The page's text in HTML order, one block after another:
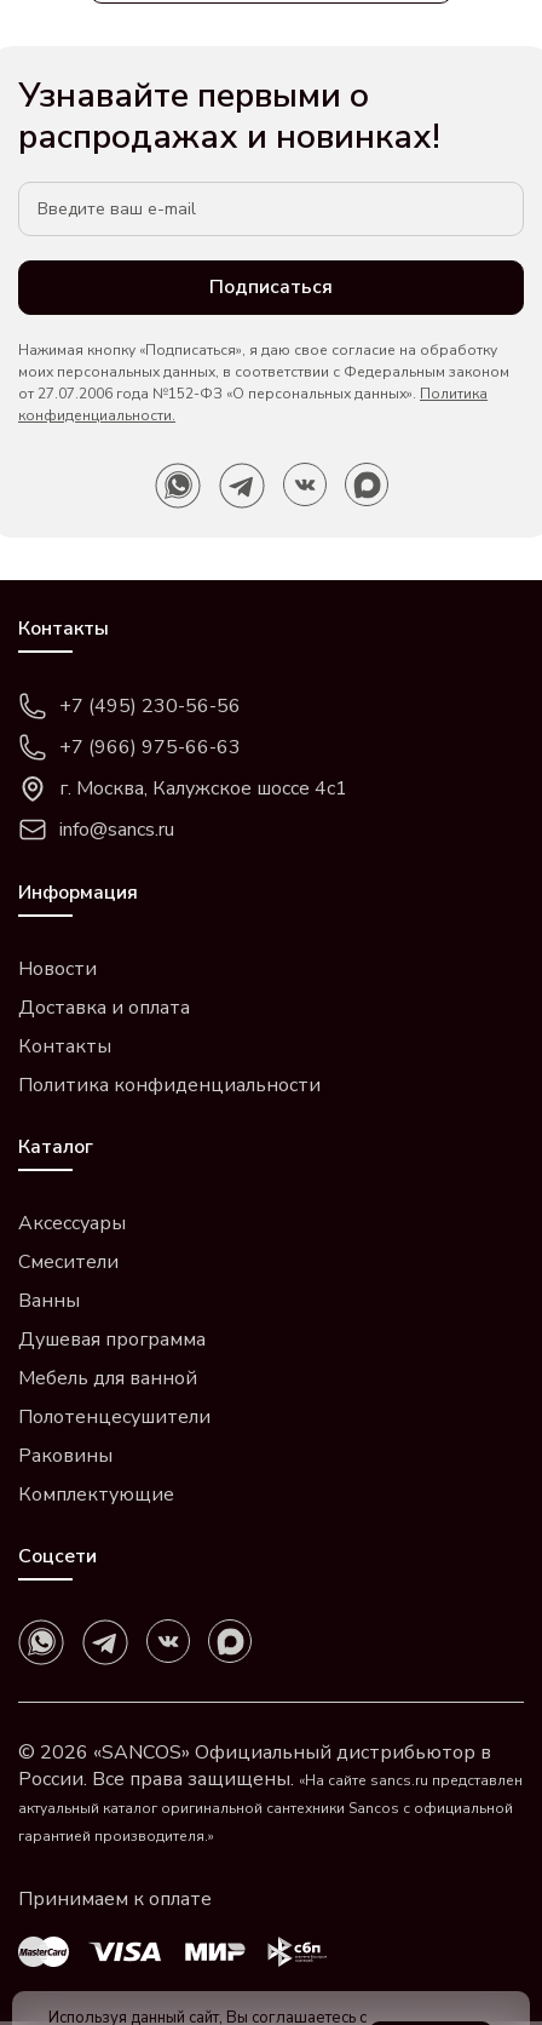
Узнавайте первыми о
распродажах и новинках!
Подписаться
Нажимая кнопку «Подписаться», я даю свое согласие на обработку
моих персональных данных, в соответствии с Федеральным законом
от 27.07.2006 года №152-ФЗ «О персональных данных». Политика
конфиденциальности.
Контакты
+7 (495) 230-56-56
+7 (966) 975-66-63
г. Москва, Калужское шоссе 4с1
info@sancs.ru
Информация
Новости
Доставка и оплата
Контакты
Политика конфиденциальности
Каталог
Аксессуары
Смесители
Ванны
Душевая программа
Мебель для ванной
Полотенцесушители
Раковины
Комплектующие
Соцсети
© 2026 «SANCOS» Официальный дистрибьютор в
России. Все права защищены. «На сайте sancs.ru представлен
актуальный каталог оригинальной сантехники Sancos с официальной
гарантией производителя.»
Используя данный сайт, Вы соглашаетесь с